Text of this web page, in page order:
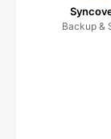
Backup &